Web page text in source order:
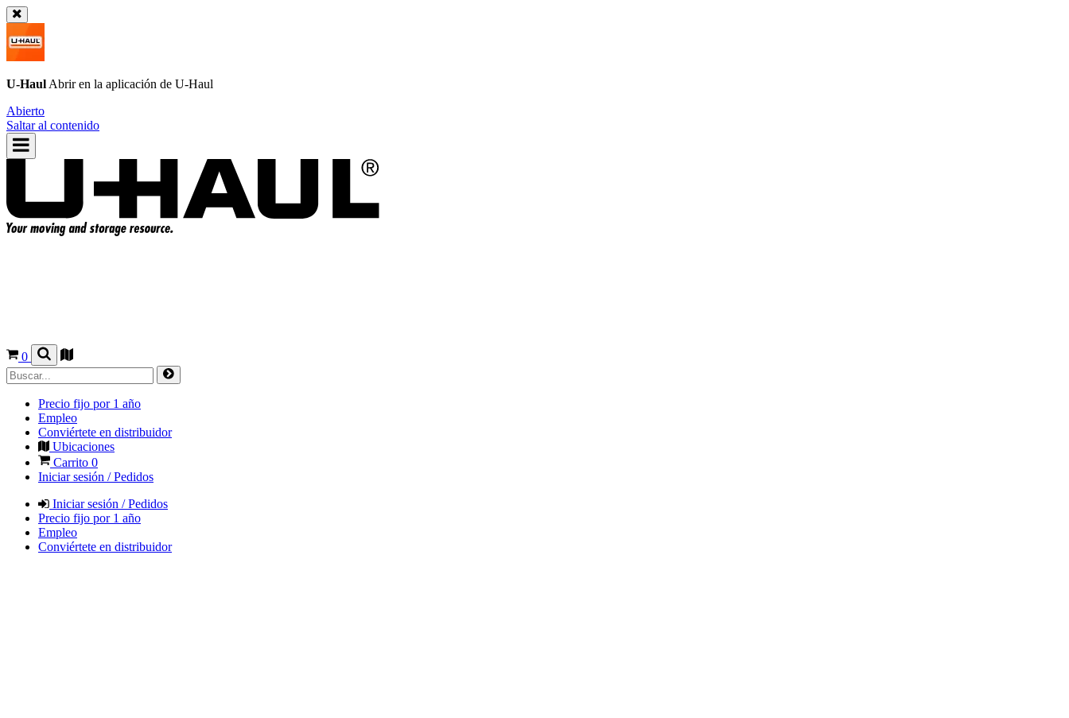
U-Haul Abrir en la aplicación de U-Haul
Abierto
Saltar al contenido
0
Precio fijo por 1 año
Empleo
Conviértete en distribuidor
Ubicaciones
Carrito 0
Iniciar sesión / Pedidos
Iniciar sesión / Pedidos
Precio fijo por 1 año
Empleo
Conviértete en distribuidor